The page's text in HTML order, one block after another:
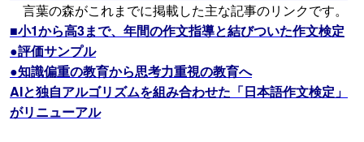
言葉の森がこれまでに掲載した主な記事のリンクです。
■小1から高3まで、年間の作文指導と結びついた作文検定
●評価サンプル
●知識偏重の教育から思考力重視の教育へ
AIと独自アルゴリズムを組み合わせた「日本語作文検定」
がリニューアル